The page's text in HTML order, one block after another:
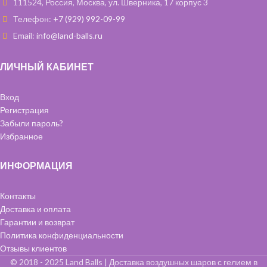
специальным составом,
Телефон: +7 (929) 992-09-99
Email: info@land-balls.ru
ЛИЧНЫЙ КАБИНЕТ
Вход
Регистрация
Забыли пароль?
Избранное
ИНФОРМАЦИЯ
Контакты
Доставка и оплата
Гарантии и возврат
Политика конфиденциальности
Отзывы клиентов
© 2018 - 2025 Land Balls | Доставка воздушных шаров с гелием в